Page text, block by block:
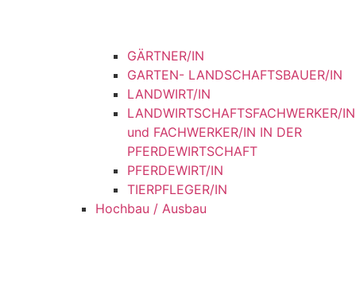
GÄRTNER/IN
GARTEN- LANDSCHAFTSBAUER/IN
LANDWIRT/IN
LANDWIRTSCHAFTSFACHWERKER/IN
und FACHWERKER/IN IN DER
PFERDEWIRTSCHAFT
PFERDEWIRT/IN
TIERPFLEGER/IN
Hochbau / Ausbau